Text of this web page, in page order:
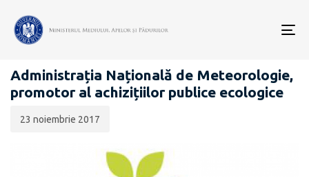
GPPBEST – ACHIZIȚII VERZI
Administrația Națională de Meteorologie,
promotor al achizițiilor publice ecologice
publicării:
23 noiembrie 2017